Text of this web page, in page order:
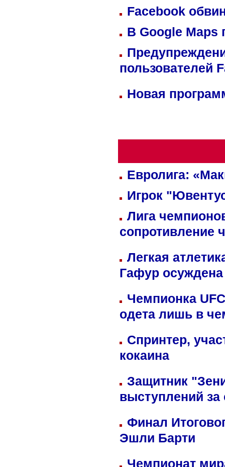
Facebook
В Google Maps
пользователей
Новая
Евролига:
Игрок
Лига
сопротивление
Легкая
Гафур осуждена
Чемпионка
одета лишь в
Спринтер,
кокаина
Защитник
выступлений
Финал
Эшли Барти
Чемпионат